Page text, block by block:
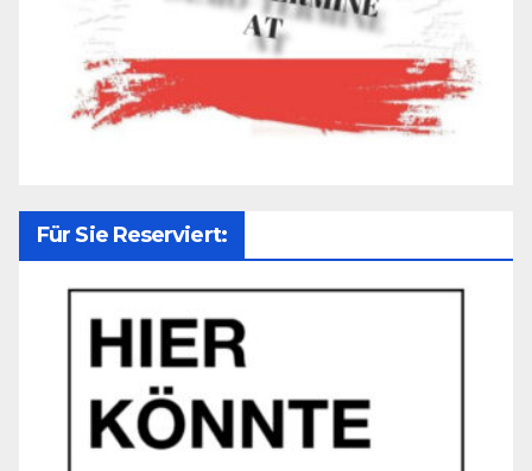
Für Sie Reserviert: